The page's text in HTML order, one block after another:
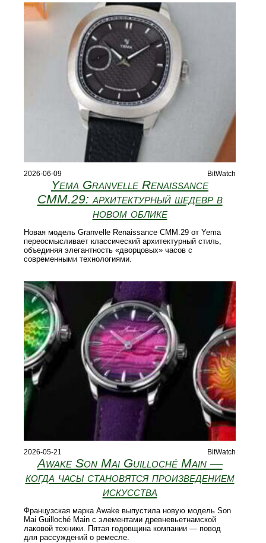
2026-06-09 BitWatch
Yema Granvelle Renaissance
CMM.29: архитектурный шедевр в
новом облике
Новая модель Granvelle Renaissance CMM.29 от Yema
переосмысливает классический архитектурный стиль,
объединяя элегантность «дворцовых» часов с
современными технологиями.
2026-05-21 BitWatch
Awake Son Mai Guilloché Main —
когда часы становятся произведением
искусства
Французская марка Awake выпустила новую модель Son
Mai Guilloché Main с элементами древневьетнамской
лаковой техники. Пятая годовщина компании — повод
для рассуждений о ремесле.